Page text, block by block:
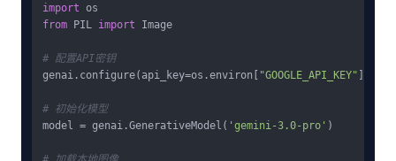
import
from PIL import Image
# 配置API密钥
genai.configure(api_key=os.environ[ "GOOGLE_API_KEY" ])
# 初始化模型
model = genai.GenerativeModel( 'gemini-3.0-pro' )